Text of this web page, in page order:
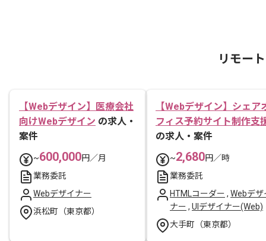
リモー
【Webデザイン】医療会社
向けWebデザイン の求人・
案件
~600,000円／月
業務委託
Webデザイナー
浜松町（東京都）
【Webデザイン】シェア
フィス予約サイト制作支
の求人・案件
~2,680円／時
業務委託
HTMLコーダー , Webデザ
ナー , UIデザイナー(Web)
大手町（東京都）